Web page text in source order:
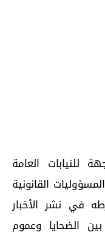
للنيابات العامة
القانونية
نشر الأخبار
الضحايا وعموم